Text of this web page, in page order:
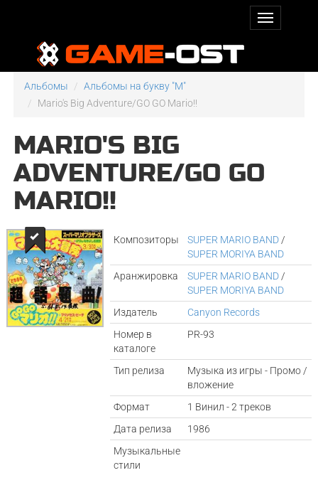
Альбомы
Альбомы на букву "M"
Mario's Big Adventure/GO GO Mario!!
MARIO'S BIG
ADVENTURE/GO GO
MARIO!!
Композиторы SUPER MARIO BAND /
SUPER MORIYA BAND
Аранжировка
SUPER MARIO BAND /
SUPER MORIYA BAND
Издатель
Canyon Records
Номер в
каталоге
PR-93
Тип релиза
Музыка из игры - Промо /
вложение
Формат
1 Винил - 2 треков
Дата релиза
1986
Музыкальные
стили